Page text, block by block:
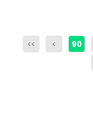
<< < 90